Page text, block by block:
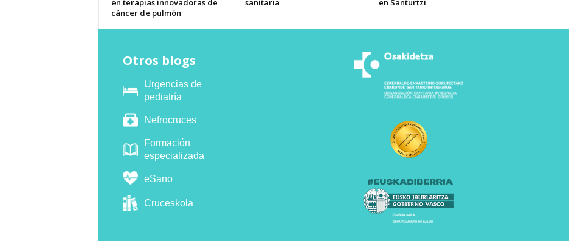
en terapias innovadoras de
cáncer de pulmón
sanitaria
en Santurtzi
Otros blogs
Urgencias de
pediatría
Nefrocruces
Formación
especializada
eSano
Cruceskola